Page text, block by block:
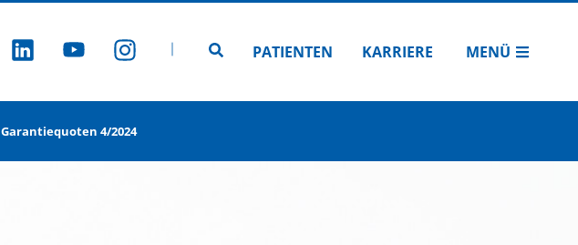
ZU LINKEDIN
ZU YOUTUBE
ZU INSTAGRAM
Zur Seitensuche
PATIENTEN KARRIERE MENÜ
Garantiequoten 4/2024